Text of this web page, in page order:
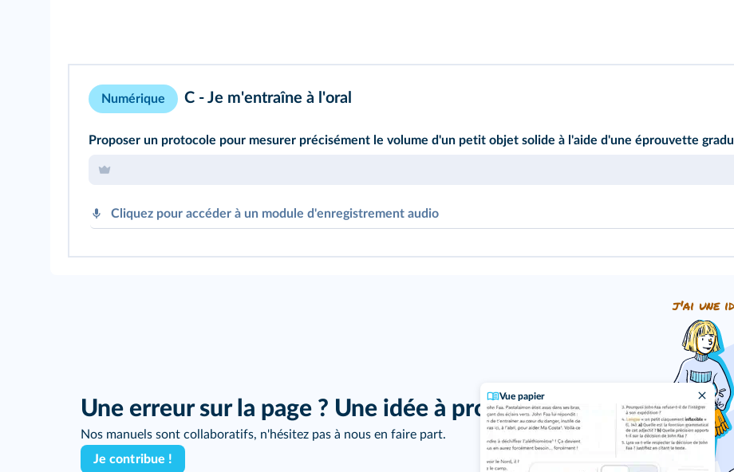
Vue papier
Numérique C - Je m'entraîne à l'oral
Proposer un protocole pour mesurer précisément le volume d'un petit objet solide à l'aide d'une éprouvette
Cliquez pour accéder à un module d'enregistrement audio
Cliquez sur le bouton pour vous enregistrer !
Une erreur sur la page ? Une idée à proposer ?
Nos manuels sont collaboratifs, n'hésitez pas à nous en faire part.
Je contribue !
j'ai une